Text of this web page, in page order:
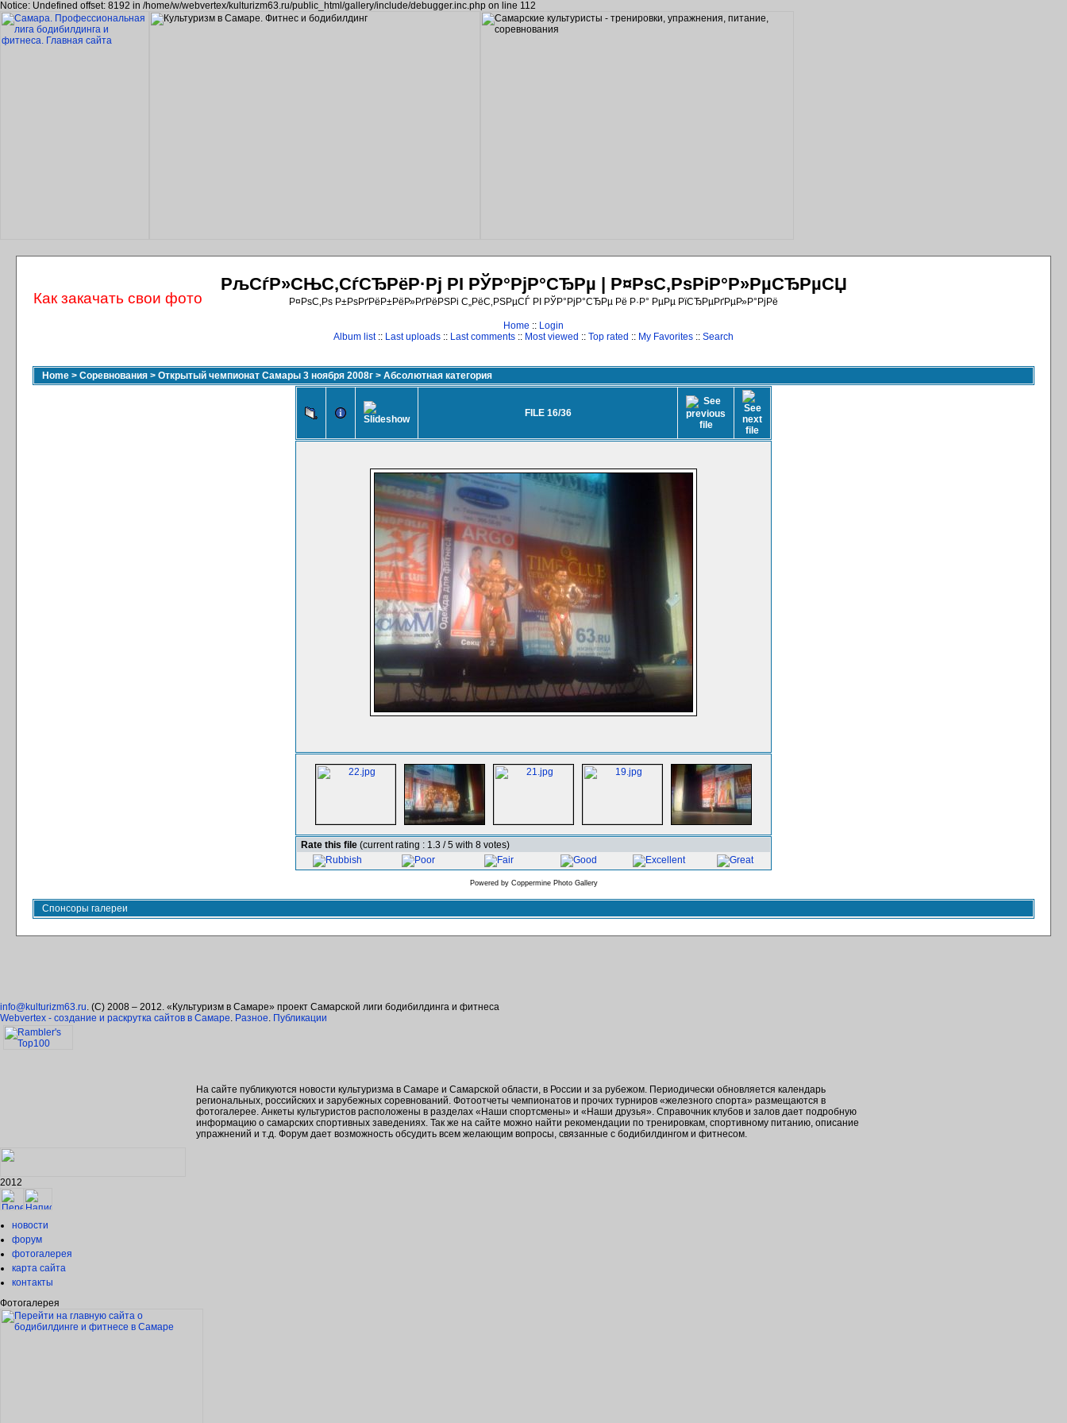
Notice: Undefined offset: 8192 in /home/w/webvertex/kulturizm63.ru/public_html/gallery/include/debugger.inc.php on line 112
РљСѓР»СЊС‚СѓСЂРёР·Рј РІ РЎР°РјР°СЂРµ | Р¤РѕС‚РѕРіР°Р»РµСЂРµСЏ
Р¤РѕС‚Рѕ Р±РѕРґРёР±РёР»РґРёРЅРі С„РёС‚РЅРµСЃ РІ РЎР°РјР°СЂРµ Рё Р·Р° РµРµ РїСЂРµРґРµР»Р°РјРё
Home :: Login
Album list:: Last uploads :: Last comments :: Most viewed :: Top rated :: My Favorites :: Search
Home > Соревнования > Открытый чемпионат Самары 3 ноября 2008г > Абсолютная категория
FILE 16/36
Rate this file (current rating : 1.3 / 5 with 8 votes)
Powered by Coppermine Photo Gallery
Спонсоры галереи
info@kulturizm63.ru. (C) 2008 – 2012. «Культуризм в Самаре» проект Самарской лиги бодибилдинга и фитнеса
Webvertex - создание и раскрутка сайтов в Самаре. Разное. Публикации
На сайте публикуются новости культуризма в Самаре и Самарской области, в России и за рубежом. Периодически обновляется календарь
региональных, российских и зарубежных соревнований. Фотоотчеты чемпионатов и прочих турниров «железного спорта» размещаются в
фотогалерее. Анкеты культуристов расположены в разделах «Наши спортсмены» и «Наши друзья». Справочник клубов и залов дает подробную
информацию о самарских спортивных заведениях. Так же на сайте можно найти рекомендации по тренировкам, спортивному питанию, описание
упражнений и т.д. Форум дает возможность обсудить всем желающим вопросы, связанные с бодибилдингом и фитнесом.
2012
новости
форум
фотогалерея
карта сайта
контакты
Фотогалерея
Как закачать свои фото